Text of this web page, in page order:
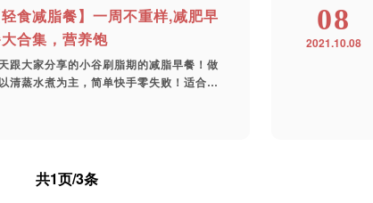
轻食减脂餐】一周不重样,减肥早
合集，营养饱
跟大家分享的小谷刷脂期的减脂早餐！做
清蒸水煮为主，简单快手零失败！适合学
08
2021.10.08
共1页/3条